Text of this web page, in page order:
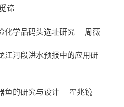
谛
化学品码头选址研究 周薇
江河段洪水预报中的应用研
鱼的研究与设计 霍兆镜